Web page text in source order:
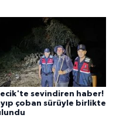
sevindiren haber!
çoban sürüyle birlikte